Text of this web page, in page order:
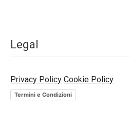
Legal
Privacy Policy Cookie Policy
Termini e Condizioni